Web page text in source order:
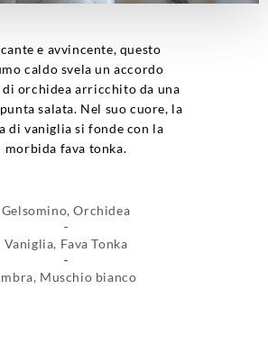
e avvincente, questo
caldo svela un accordo
orchidea arricchito da una
salata. Nel suo cuore, la
di vaniglia si fonde con la
morbida fava tonka.
Gelsomino, Orchidea
Vaniglia, Fava Tonka
Muschio bianco